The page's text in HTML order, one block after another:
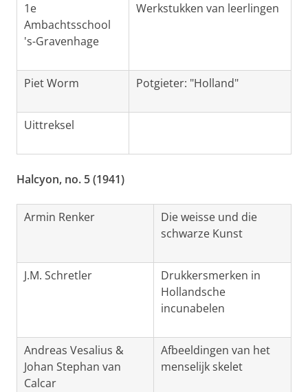
1e
Ambachtsschool
's-Gravenhage
Werkstukken van leerlingen
Piet Worm Potgieter: "Holland"
Uittreksel
Halcyon, no. 5 (1941)
Armin Renker
Die weisse und die
schwarze Kunst
J.M. Schretler
Drukkersmerken in
Hollandsche
incunabelen
Andreas Vesalius &
Johan Stephan van
Calcar
Afbeeldingen van het
menselijk skelet